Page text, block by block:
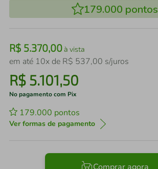
179.000 pontos
R$ 5.370,00à vista
em até 10x de R$ 537,00 s/juros
R$ 5.101,50
No pagamento com Pix
179.000 pontos
Ver formas de pagamento